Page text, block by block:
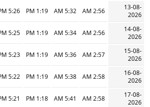
13-08-
2026
2:56 AM
5:32 AM
1:19 PM
5:26 PM
14-08-
2026
2:56 AM
5:34 AM
1:19 PM
5:25 PM
15-08-
2026
2:57 AM
5:36 AM
1:19 PM
5:23 PM
16-08-
2026
2:58 AM
5:38 AM
1:19 PM
5:22 PM
17-08-
2026
2:58 AM
5:41 AM
1:18 PM
5:21 PM